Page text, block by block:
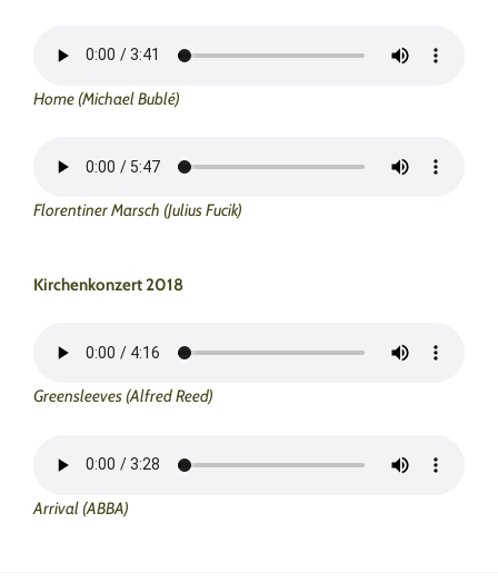
Home (Michael Bublé)
Florentiner Marsch (Julius Fucik)
Kirchenkonzert 2018
Greensleeves (Alfred Reed)
Arrival (ABBA)